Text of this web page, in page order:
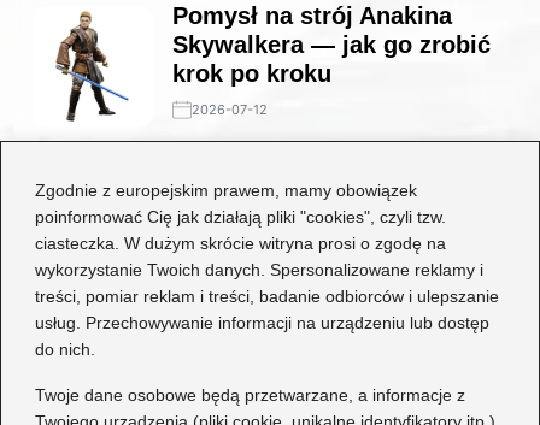
Zgodnie z europejskim prawem, mamy obowiązek
poinformować Cię jak działają pliki "cookies", czyli tzw.
ciasteczka. W dużym skrócie witryna prosi o zgodę na
wykorzystanie Twoich danych. Spersonalizowane reklamy i
treści, pomiar reklam i treści, badanie odbiorców i ulepszanie
usług. Przechowywanie informacji na urządzeniu lub dostęp
do nich.
Twoje dane osobowe będą przetwarzane, a informacje z
Twojego urządzenia (pliki cookie, unikalne identyfikatory itp.)
Pomysł na strój Anakina
Skywalkera — jak go zrobić
krok po kroku
2026-07-12
buty będą idealne do czarnej
koronkowej sukienki?
2026-06-29
Kategorie
Dziecko(17)